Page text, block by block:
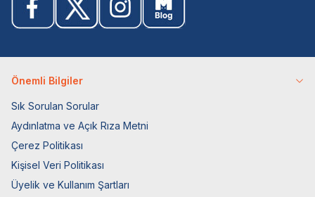
Önemli Bilgiler
Sık Sorulan Sorular
Aydınlatma ve Açık Rıza Metni
Çerez Politikası
Kişisel Veri Politikası
Üyelik ve Kullanım Şartları